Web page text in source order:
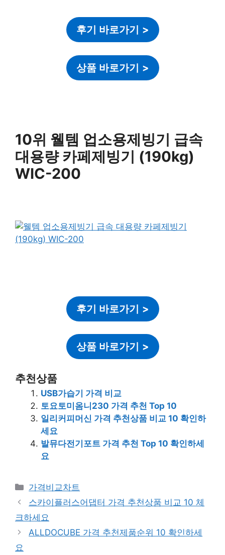
후기 바로가기 >
상품 바로가기 >
10위 웰템 업소용제빙기 급속
대용량 카페제빙기 (190kg)
WIC-200
후기 바로가기 >
상품 바로가기 >
추천상품
USB가습기 가격 비교
토요토미옴니230 가격 추천 Top 10
일리커피머신 가격 추천상품 비교 10 확인하
세요
발뮤다전기포트 가격 추천 Top 10 확인하세
요
카
테
리
가격비교차트
스카이플러스어댑터 가격 추천상품 비교 10 체
크하세요
ALLDOCUBE 가격 추천제품순위 10 확인하세
요